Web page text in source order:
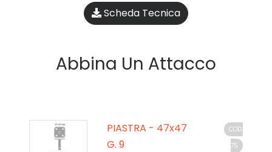
Scheda Tecnica
Abbina Un Attacco
PIASTRA - 47x47
G. 9
COD.
75